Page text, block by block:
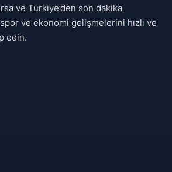
ve Türkiye’den son dakika
ve ekonomi gelişmelerini hızlı ve
edin.